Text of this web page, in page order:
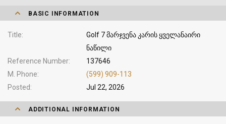
BASIC INFORMATION
Title
Golf 7 მარჯვენა კარის ყველანაირი
ნაწილი
Reference Number
137646
M. Phone
(599) 909-113
Posted
Jul 22, 2026
ADDITIONAL INFORMATION